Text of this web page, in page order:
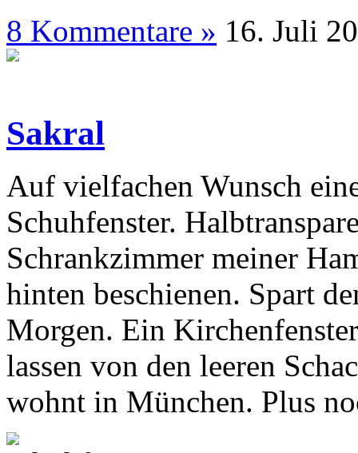
8 Kommentare » 16.
Sakral
Auf vielfachen Wunsch
Schuhfenster.
Schrankzimmer meiner
hinten beschienen. Spart
Morgen. Ein
lassen von den leeren
wohnt in München. Plus